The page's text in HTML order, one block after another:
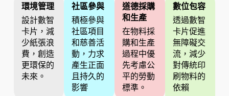
環境管理
設計數智
卡片，減
少紙張浪
費，創造
更環保的
未來。
社區參與
積極參與
社區項目
和慈善活
動，力求
產生正面
且持久的
影響
道德採購
和生產
在物料採
購和生產
過程中優
先考慮公
平的勞動
標準。
數位包容
透過數智
卡片促進
無障礙交
流，減少
對傳統印
刷物料的
依賴